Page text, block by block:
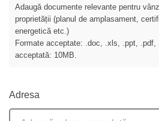
Adaugă documente relevante pentru
proprietății (planul de amplasament,
energetică etc.)
Formate acceptate: .doc, .xls, .ppt,
acceptată: 10MB.
Adresa